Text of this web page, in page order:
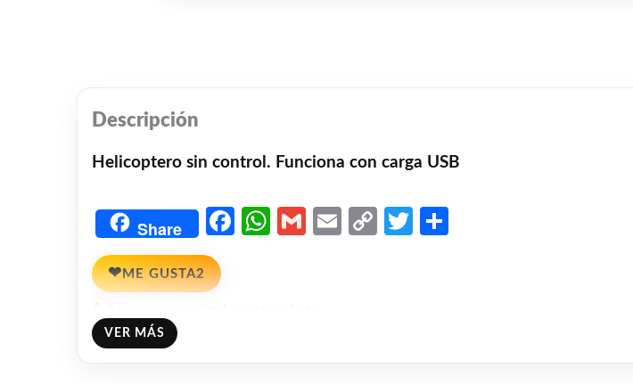
Descripción
Helicoptero sin control. Funciona con carga USB
Share Facebook
WhatsApp
GmailEmailCopyTwitter
❤ME GUSTA2
VER MÁS